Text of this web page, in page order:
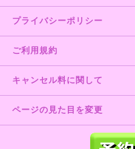
プライバシーポリシー
ご利用規約
キャンセル料に関して
ページの見た目を変更